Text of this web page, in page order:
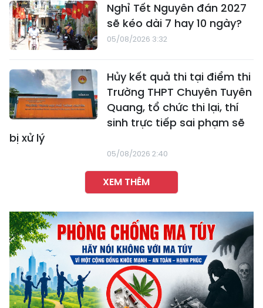
Nghỉ Tết Nguyên đán 2027
sẽ kéo dài 7 hay 10 ngày?
05/08/2026 3:32
Hủy kết quả thi tại điểm thi
Trường THPT Chuyên Tuyên
Quang, tổ chức thi lại, thí
sinh trực tiếp sai phạm sẽ
bị xử lý
05/08/2026 2:40
XEM THÊM